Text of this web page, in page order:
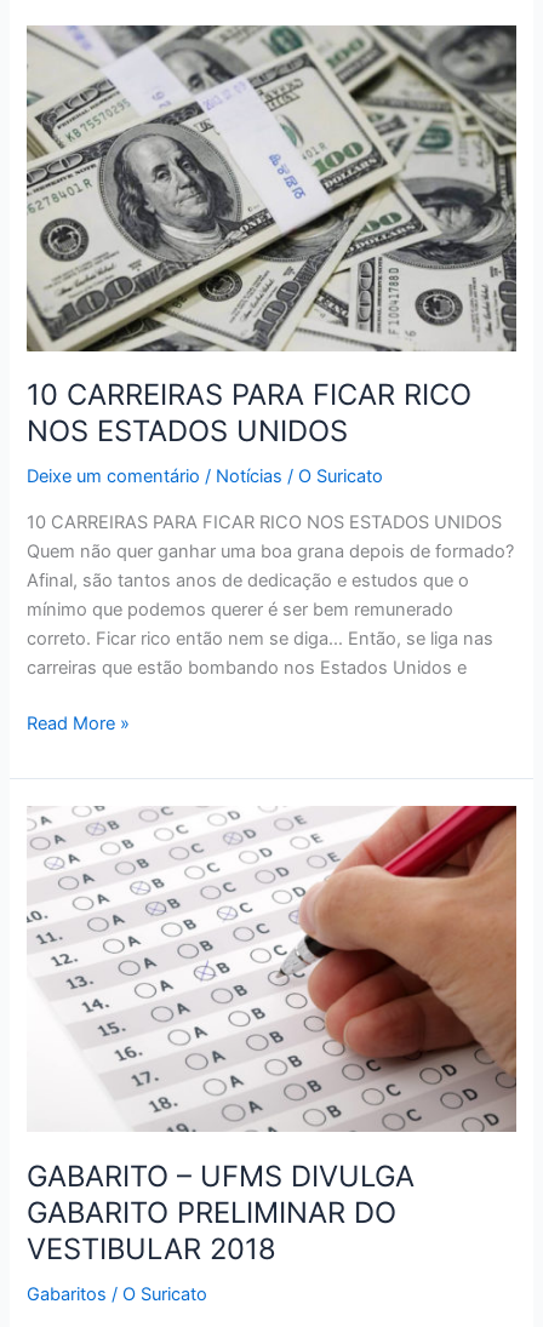
–
B2W
Digital
10 CARREIRAS PARA FICAR RICO
NOS ESTADOS UNIDOS
Deixe um comentário / Notícias /O Suricato
10 CARREIRAS PARA FICAR RICO NOS ESTADOS UNIDOS
Quem não quer ganhar uma boa grana depois de formado?
Afinal, são tantos anos de dedicação e estudos que o
mínimo que podemos querer é ser bem remunerado
correto. Ficar rico então nem se diga… Então, se liga nas
carreiras que estão bombando nos Estados Unidos e
10
PARA
FICAR
RICO
NOS
ESTADOS
UNIDOS
Read More »
GABARITO – UFMS DIVULGA
GABARITO PRELIMINAR DO
VESTIBULAR 2018
Gabaritos /O Suricato